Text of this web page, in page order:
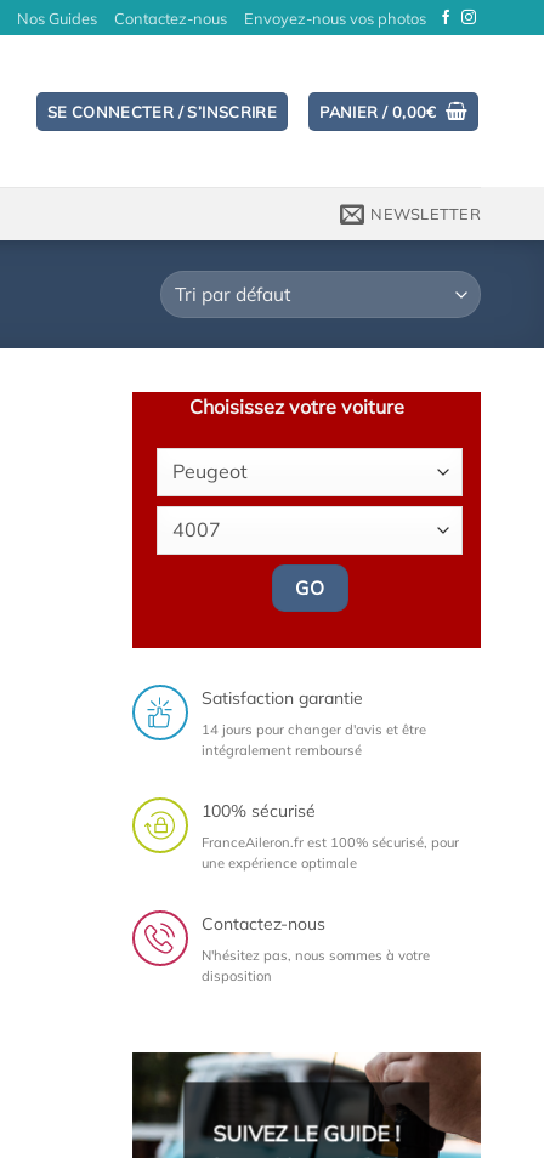
Nos Guides Contactez-nous Envoyez-nous vos photos
SE CONNECTER / S’INSCRIRE PANIER /0,00€
NEWSLETTER
Choisissez votre voiture
GO
Satisfaction garantie
14 jours pour changer d'avis et être
intégralement remboursé
100% sécurisé
FranceAileron.fr est 100% sécurisé, pour
une expérience optimale
Contactez-nous
N'hésitez pas, nous sommes à votre
disposition
SUIVEZ LE GUIDE !